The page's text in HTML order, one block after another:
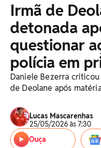
Irmã de
detonada
questionar
polícia em
Daniele Bezerra
de Deolane após
Lucas Mascarenhas
25/05/2026 às 7:30
Ouça